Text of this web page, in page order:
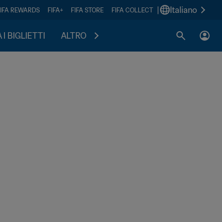
REWARDS FIFA+ FIFA STORE FIFA COLLECT Italiano
I BIGLIETTI ALTRO